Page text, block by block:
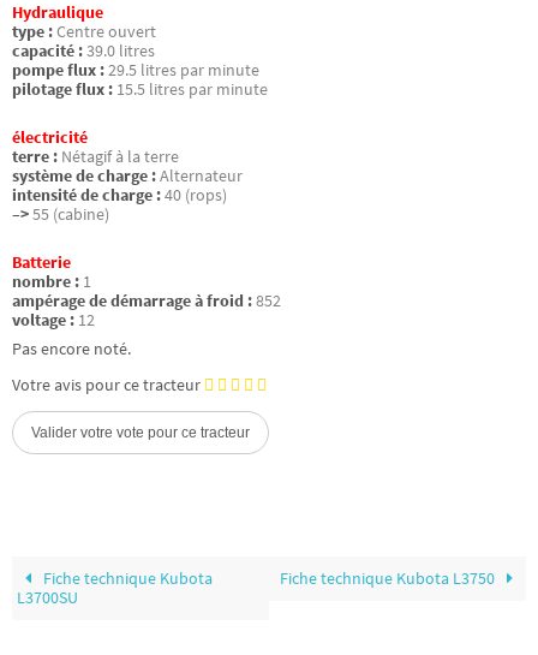
Hydraulique
type :Centre ouvert
capacité :39.0 litres
pompe flux :29.5 litres par minute
pilotage flux : 15.5 litres par minute
électricité
terre : Nétagif à la terre
système de charge :Alternateur
intensité de charge :40 (rops)
–>55 (cabine)
Batterie
nombre : 1
ampérage de démarrage à froid :852
voltage : 12
Pas encore noté.
Votre avis pour ce tracteur
Fiche technique Kubota
L3700SU
Fiche technique Kubota L3750